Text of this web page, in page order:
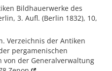
Bildhauerwerke des
3. Aufl. (Berlin 1832), 10,
Verzeichnis der Antiken
pergamenischen
von der Generalverwaltung